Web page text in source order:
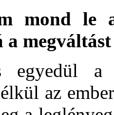
mond le
megváltást
egyedül a
az